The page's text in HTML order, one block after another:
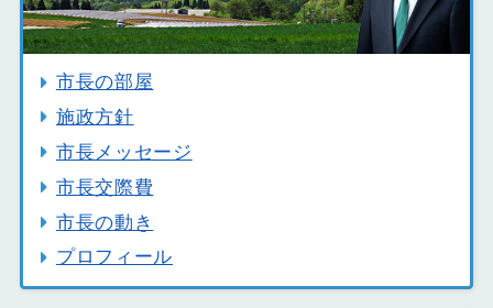
市長の部屋
施政方針
市長メッセージ
市長交際費
市長の動き
プロフィール